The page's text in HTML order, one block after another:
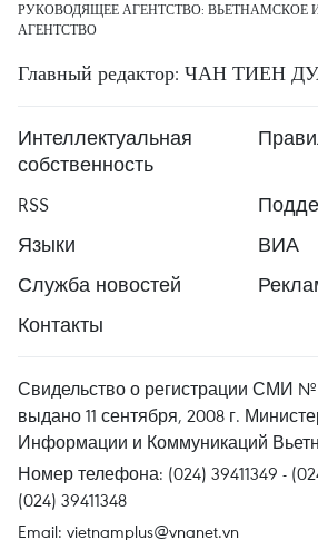
РУКОВОДЯЩЕЕ АГЕНТСТВО:
АГЕНТСТВО
Главный редактор: ЧАН ТИЕН
Интеллектуальная
собственность
RSS
Языки
ВИА
Служба новостей
Контакты
Свидельство о регистрации СМИ №
выдано 11 сентября, 2008 г.
Информации и Коммуникаций
Номер телефона: (024) 39411349 -
(024) 39411348
Email: vietnamplus@vnanet.vn